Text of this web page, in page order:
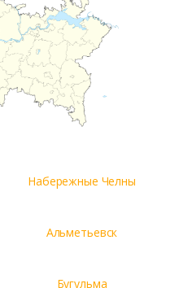
Набережные Челны
Альметьевск
Бугульма